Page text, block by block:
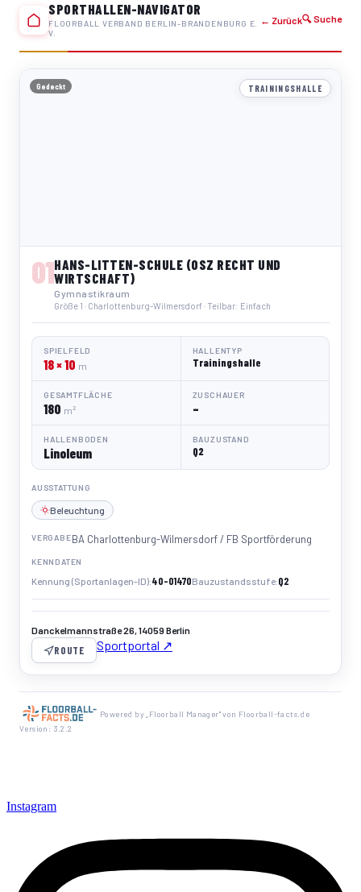
SPORTHALLEN-NAVIGATOR
FLOORBALL VERBAND BERLIN-BRANDENBURG E.
V.
← Zurück🔍 Suche
TRAININGSHALLE
Gedeckt
01HANS-LITTEN-SCHULE (OSZ RECHT UND
WIRTSCHAFT)
Gymnastikraum
Größe 1 · Charlottenburg-Wilmersdorf · Teilbar: Einfach
SPIELFELD
18 × 10 m
HALLENTYP
Trainingshalle
GESAMTFLÄCHE
180 m²
ZUSCHAUER
–
HALLENBODEN
Linoleum
BAUZUSTAND
Q2
AUSSTATTUNG
Beleuchtung
VERGABEBA Charlottenburg-Wilmersdorf / FB Sportförderung
KENNDATEN
Kennung (Sportanlagen-ID) 40-01470Bauzustandsstufe Q2
Danckelmannstraße 26, 14059 Berlin
ROUTE Sportportal ↗
Powered by „Floorball Manager" von Floorball-facts.de
Version: 3.2.2
Instagram